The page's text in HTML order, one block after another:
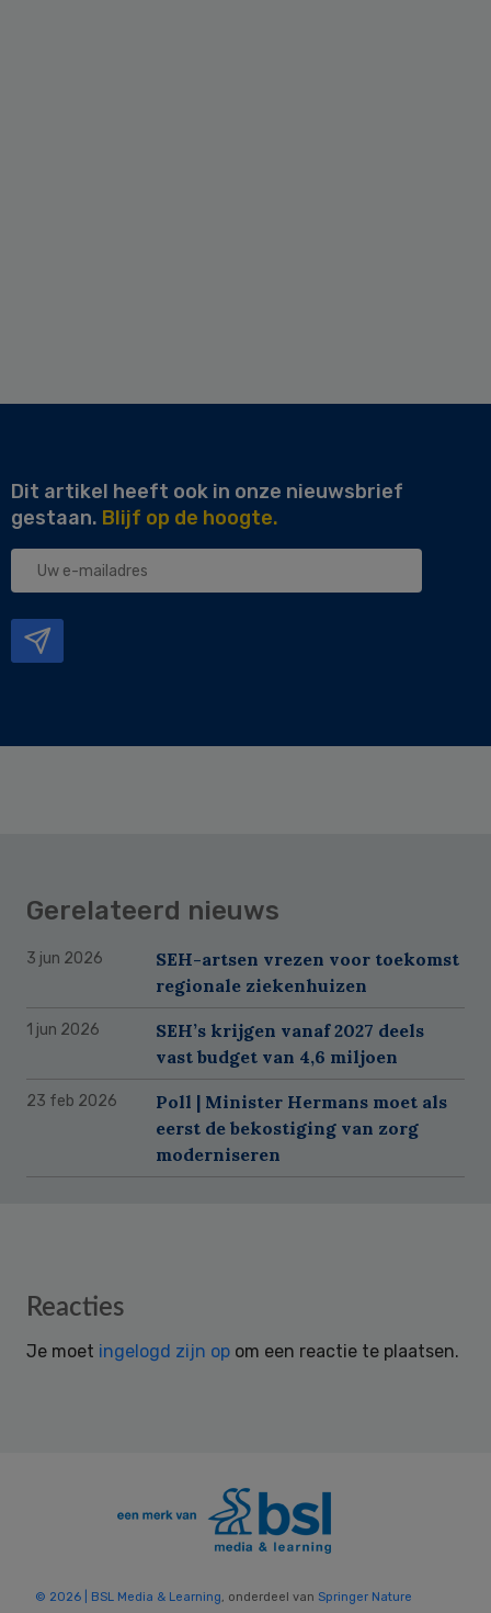
Dit artikel heeft ook in onze nieuwsbrief
gestaan. Blijf op de hoogte.
Uw
Gerelateerd nieuws
3 jun 2026
SEH-artsen vrezen voor toekomst
regionale ziekenhuizen
1 jun 2026
SEH’s krijgen vanaf 2027 deels
vast budget van 4,6 miljoen
23 feb 2026
Poll | Minister Hermans moet als
eerst de bekostiging van zorg
moderniseren
Reader
Reacties
Je moet ingelogd zijn op om een reactie te plaatsen.
© 2026 | BSL Media & Learning , onderdeel van Springer Nature